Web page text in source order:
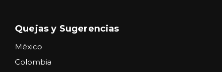
Quejas y Sugerencias
México
Colombia